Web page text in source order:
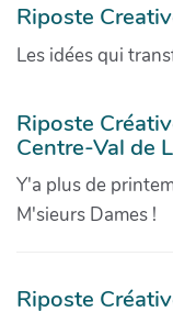
Riposte
Les idées qui
Riposte
Centre-Val de
Y'a plus de
M'sieurs Dames !
Riposte